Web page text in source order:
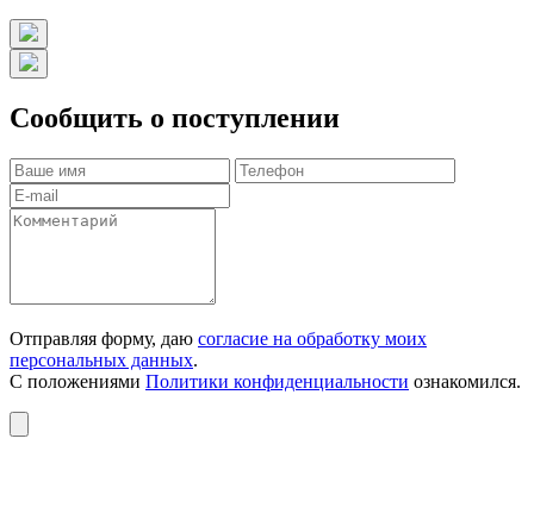
Сообщить о поступлении
Отправляя форму, даю согласие на обработку моих
персональных данных.
С положениями Политики конфиденциальности ознакомился.